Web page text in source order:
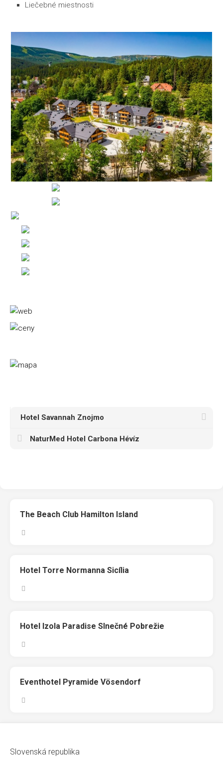
Liečebné miestnosti
Hotel Savannah Znojmo
NaturMed Hotel Carbona Hévíz
The Beach Club Hamilton Island
Hotel Torre Normanna Sicília
Hotel Izola Paradise Slnečné Pobrežie
Eventhotel Pyramide Vösendorf
Slovenská republika